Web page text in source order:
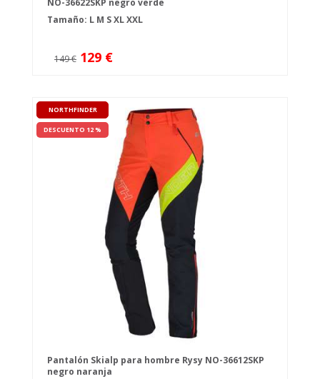
NO-36622SKP negro verde
Tamaño: L M SXLXXL
149 € 129 €
NORTHFINDER
DESCUENTO 12 %
Pantalón Skialp para hombre Rysy NO-36612SKP
negro naranja